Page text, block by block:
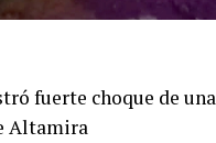
fuerte choque de
Altamira